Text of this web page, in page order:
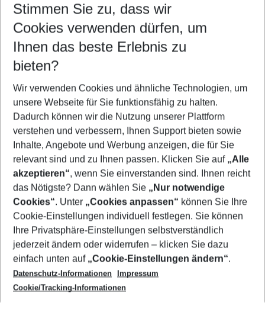
Abflughafen wählen
Beliebiger Abflughafen
Reisezeitraum wählen
10.08.26– 08.08.27 5-8 Nächte
2 Erwachsene Keine Kinder
Mehr Filter anzeigen
Footer
Footer navigation
Über uns
AGB
Cookie-Einstellungen ändern
Cookie-Richtlinie
Datenschutz
Service & Hilfe
Barrierefreies Reisen
Check-in
Folgen Sie uns
Stimmen Sie zu, dass wir
Cookies verwenden dürfen, um
Ihnen das beste Erlebnis zu
bieten?
Wir verwenden Cookies und ähnliche Technologien, um
unsere Webseite für Sie funktionsfähig zu halten.
Dadurch können wir die Nutzung unserer Plattform
verstehen und verbessern, Ihnen Support bieten sowie
Inhalte, Angebote und Werbung anzeigen, die für Sie
relevant sind und zu Ihnen passen. Klicken Sie auf „Alle
akzeptieren“, wenn Sie einverstanden sind. Ihnen reicht
das Nötigste? Dann wählen Sie „Nur notwendige
Cookies“. Unter „Cookies anpassen“ können Sie Ihre
Cookie-Einstellungen individuell festlegen. Sie können
Ihre Privatsphäre-Einstellungen selbstverständlich
jederzeit ändern oder widerrufen – klicken Sie dazu
einfach unten auf „Cookie-Einstellungen ändern“.
Datenschutz-Informationen
Impressum
Cookie/Tracking-Informationen